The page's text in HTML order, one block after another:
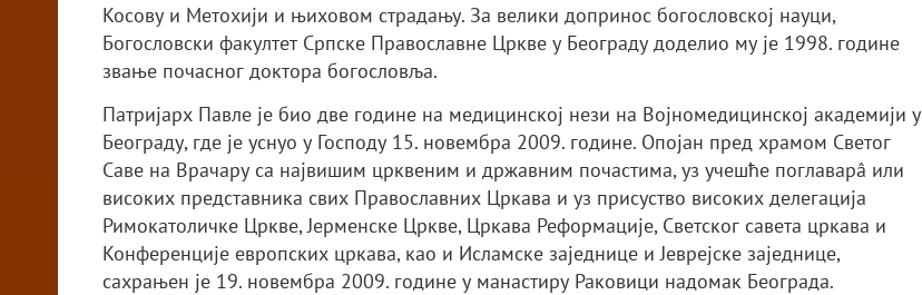
Косову и Метохији и њиховом страдању. За велики допринос богословској науци,
Богословски факултет Српске Православне Цркве у Београду доделио му је 1998. године
звање почасног доктора богословља.
Патријарх Павле је био две године на медицинској нези на Војномедицинској академији у
Београду, где је уснуо у Господу 15. новембра 2009. године. Опојан пред храмом Светог
Саве на Врачару са највишим црквеним и државним почастима, уз учешће поглаварâ или
високих представника свих Православних Цркава и уз присуство високих делегација
Римокатоличке Цркве, Јерменске Цркве, Цркава Реформације, Светског савета цркава и
Конференције европских цркава, као и Исламске заједнице и Јеврејске заједнице,
сахрањен је 19. новембра 2009. године у манастиру Раковици надомак Београда.